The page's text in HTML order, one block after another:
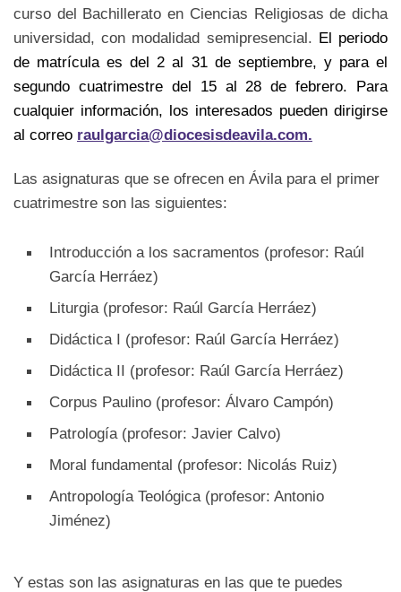
curso del Bachillerato en Ciencias Religiosas de dicha
universidad, con modalidad semipresencial. El periodo
de matrícula es del 2 al 31 de septiembre, y para el
segundo cuatrimestre del 15 al 28 de febrero. Para
cualquier información, los interesados pueden dirigirse
al correo raulgarcia@diocesisdeavila.com.
Las asignaturas que se ofrecen en Ávila para el primer
cuatrimestre son las siguientes:
Introducción a los sacramentos (profesor: Raúl
García Herráez)
Liturgia (profesor: Raúl García Herráez)
Didáctica I (profesor: Raúl García Herráez)
Didáctica II (profesor: Raúl García Herráez)
Corpus Paulino (profesor: Álvaro Campón)
Patrología (profesor: Javier Calvo)
Moral fundamental (profesor: Nicolás Ruiz)
Antropología Teológica (profesor: Antonio
Jiménez)
Y estas son las asignaturas en las que te puedes